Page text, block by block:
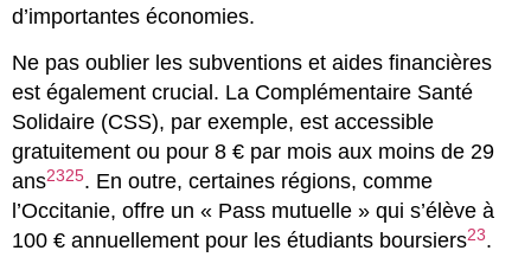
d’importantes économies.
Ne pas oublier les subventions et aides financières
est également crucial. La Complémentaire Santé
Solidaire (CSS), par exemple, est accessible
gratuitement ou pour 8 € par mois aux moins de 29
ans2325. En outre, certaines régions, comme
l’Occitanie, offre un « Pass mutuelle » qui s’élève à
100 € annuellement pour les étudiants boursiers23.